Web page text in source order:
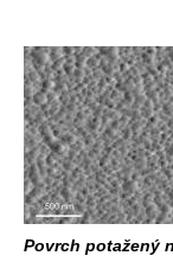
Povrch potažený